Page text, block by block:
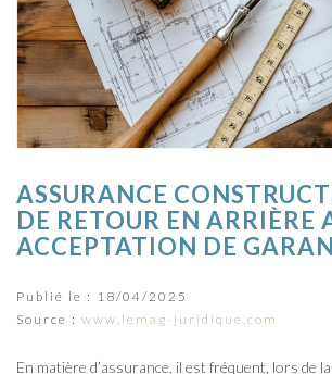
ASSURANCE
DE RETOUR EN ARRIÈRE
ACCEPTATION DE
Publié le : 18/04/2025
Source : www.lemag-juridique.com
En matière d’assurance, il est fréquent, lors de